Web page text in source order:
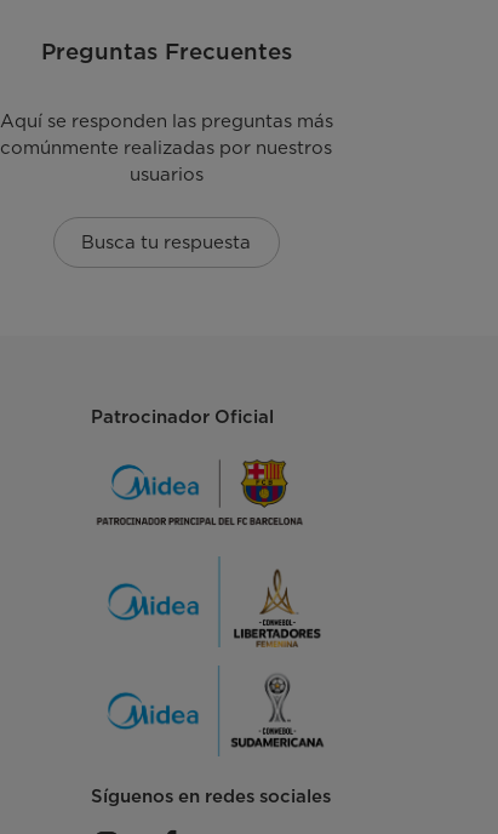
Preguntas Frecuentes
Aquí se responden las preguntas más
comúnmente realizadas por nuestros
usuarios
Busca tu respuesta
Patrocinador Oficial
Síguenos en redes sociales